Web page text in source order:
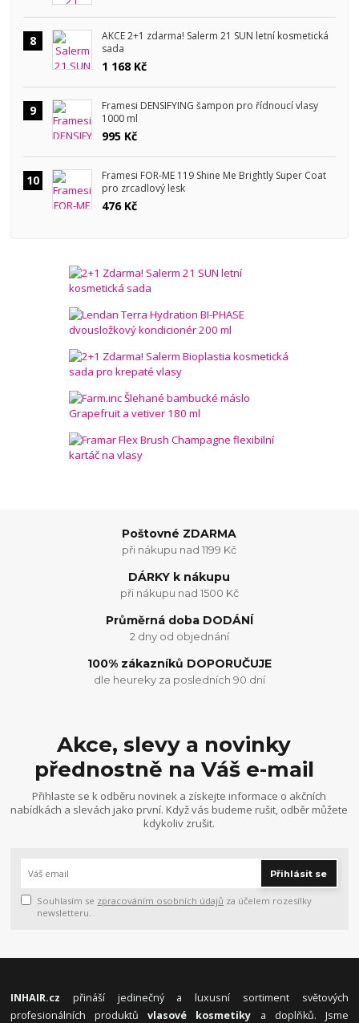
8
AKCE 2+1 zdarma! Salerm 21 SUN letní kosmetická
sada
1 168 Kč
9
Framesi DENSIFYING šampon pro řídnoucí vlasy
1000 ml
995 Kč
10
Framesi FOR-ME 119 Shine Me Brightly Super Coat
pro zrcadlový lesk
476 Kč
Poštovné ZDARMA
při nákupu nad 1199 Kč
DÁRKY k nákupu
při nákupu nad 1500 Kč
Průměrná doba DODÁNÍ
2 dny od objednání
100% zákazníků DOPORUČUJE
dle heureky za posledních 90 dní
Akce, slevy a novinky
přednostně na Váš e-mail
Přihlaste se k odběru novinek a získejte informace o akčních
nabídkách a slevách jako první. Když vás budeme rušit, odběr můžete
kdykoliv zrušit.
Přihlásit se
Souhlasím se zpracováním osobních údajů za účelem rozesílky
newsletteru.
INHAIR.cz přináší jedinečný a luxusní sortiment světových
profesionálních produktůvlasové kosmetiky a doplňků. Jsme